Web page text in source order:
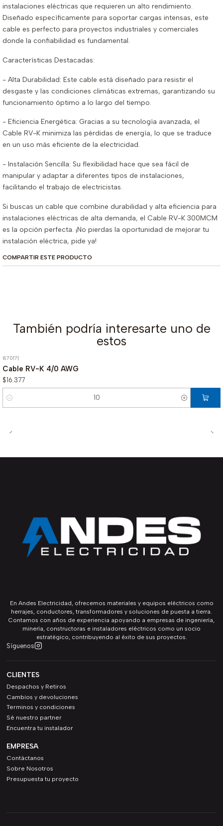
instalaciones eléctricas que requieren un alto rendimiento.
Diseñado específicamente para soportar cargas intensas, este
cable es perfecto para proyectos industriales y comerciales
donde la confiabilidad es fundamental.
Características Destacadas:
- Alta Durabilidad: Este cable está diseñado para resistir el
desgaste y las condiciones climáticas extremas, garantizando su
funcionamiento óptimo a lo largo del tiempo.
- Eficiencia Energética: Gracias a su tecnología avanzada, el
Cable RV-K minimiza las pérdidas de energía, lo que se traduce
en un uso más eficiente de la electricidad.
- Instalación Sencilla: Su flexibilidad hace que sea fácil de
manipular y adaptar a diferentes tipos de instalaciones,
facilitando el trabajo de electricistas.
Si buscas un cable que combine durabilidad y alta eficiencia para
instalaciones eléctricas de alta demanda, el Cable RV-K 300MCM
es la opción perfecta. ¡No pierdas la oportunidad de mejorar tu
instalación eléctrica, pide ya!
COMPARTIR ESTE PRODUCTO
También podría interesarte uno de
estos
87017|
Cable RV-K 4/0 AWG
$16.377
Cantidad
En Andes Electricidad, ofrecemos materiales y equipos eléctricos como
herrajes, conductores, transformadores y soluciones de puesta a tierra.
Contamos con años de experiencia apoyando a empresas de ingeniería,
minería, constructoras e instaladores eléctricos como un socio
estratégico, contribuyendo al éxito de sus proyectos.
Síguenos
CLIENTES
Despachos y Retiros
Cambios y devoluciones
Terminos y condiciones
Sé nuestro partner
Encuentra tu instalador
EMPRESA
Contáctanos
Sobre Nosotros
Presupuesta tu proyecto